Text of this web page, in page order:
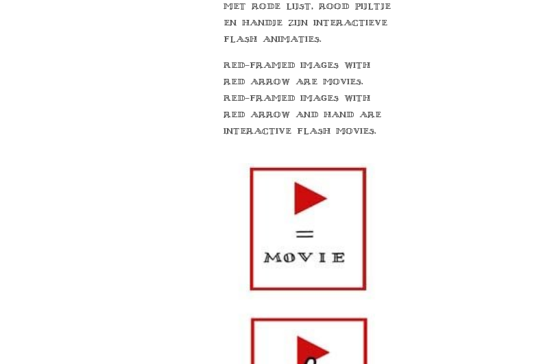
met rode lijst, rood pijltje
en handje zijn interactieve
flash animaties.
Red-framed images with
red arrow are movies.
Red-framed images with
red arrow and hand are
interactive flash movies.